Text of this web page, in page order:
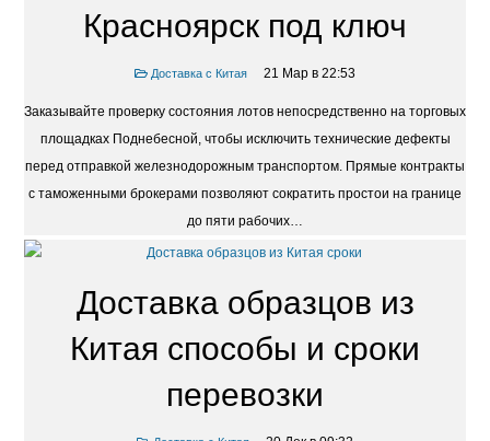
Красноярск под ключ
Доставка с Китая 21 Мар в 22:53
Заказывайте проверку состояния лотов непосредственно на торговых
площадках Поднебесной, чтобы исключить технические дефекты
перед отправкой железнодорожным транспортом. Прямые контракты
с таможенными брокерами позволяют сократить простои на границе
до пяти рабочих…
Доставка образцов из
Китая способы и сроки
перевозки